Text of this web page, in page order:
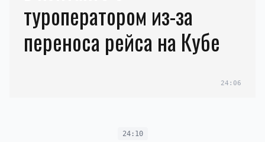
туроператором из-за
переноса рейса на Кубе
24:06
24:10